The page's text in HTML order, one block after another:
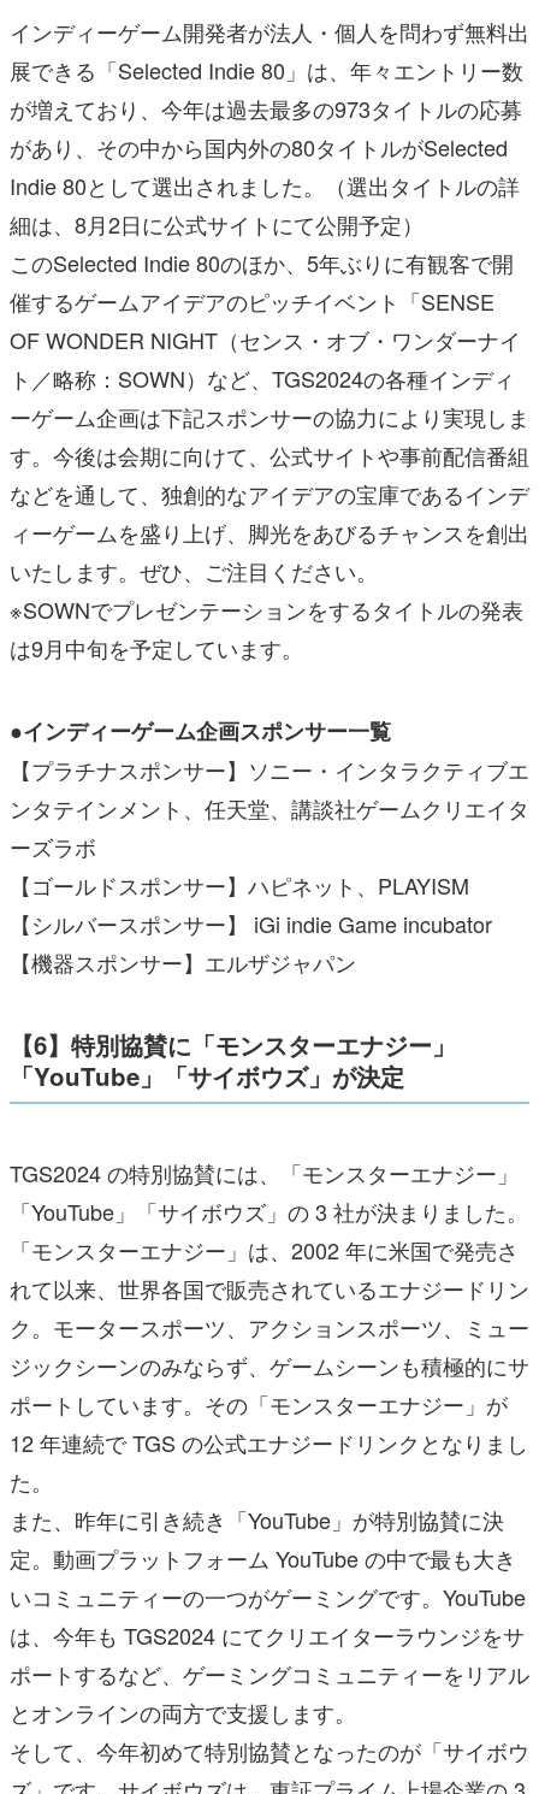
インディーゲーム開発者が法人・個人を問わず無料出
展できる「Selected Indie 80」は、年々エントリー数
が増えており、今年は過去最多の973タイトルの応募
があり、その中から国内外の80タイトルがSelected
Indie 80として選出されました。（選出タイトルの詳
細は、8月2日に公式サイトにて公開予定）
このSelected Indie 80のほか、5年ぶりに有観客で開
催するゲームアイデアのピッチイベント「SENSE
OF WONDER NIGHT（センス・オブ・ワンダーナイ
ト／略称：SOWN）など、TGS2024の各種インディ
ーゲーム企画は下記スポンサーの協力により実現しま
す。今後は会期に向けて、公式サイトや事前配信番組
などを通して、独創的なアイデアの宝庫であるインデ
ィーゲームを盛り上げ、脚光をあびるチャンスを創出
いたします。ぜひ、ご注目ください。
※SOWNでプレゼンテーションをするタイトルの発表
は9月中旬を予定しています。
●インディーゲーム企画スポンサー一覧
【プラチナスポンサー】ソニー・インタラクティブエ
ンタテインメント、任天堂、講談社ゲームクリエイタ
ーズラボ
【ゴールドスポンサー】ハピネット、PLAYISM
【シルバースポンサー】 iGi indie Game incubator
【機器スポンサー】エルザジャパン
【6】特別協賛に「モンスターエナジー」
「YouTube」「サイボウズ」が決定
TGS2024 の特別協賛には、「モンスターエナジー」
「YouTube」「サイボウズ」の 3 社が決まりました。
「モンスターエナジー」は、2002 年に米国で発売さ
れて以来、世界各国で販売されているエナジードリン
ク。モータースポーツ、アクションスポーツ、ミュー
ジックシーンのみならず、ゲームシーンも積極的にサ
ポートしています。その「モンスターエナジー」が
12 年連続で TGS の公式エナジードリンクとなりまし
た。
また、昨年に引き続き「YouTube」が特別協賛に決
定。動画プラットフォーム YouTube の中で最も大き
いコミュニティーの一つがゲーミングです。YouTube
は、今年も TGS2024 にてクリエイターラウンジをサ
ポートするなど、ゲーミングコミュニティーをリアル
とオンラインの両方で支援します。
そして、今年初めて特別協賛となったのが「サイボウ